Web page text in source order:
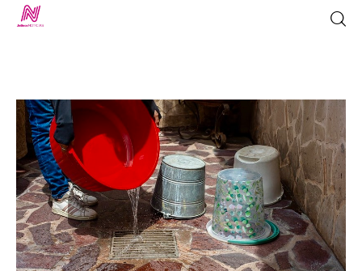
Inicio
TV en Vivo
Jalisco Noticias
Programación